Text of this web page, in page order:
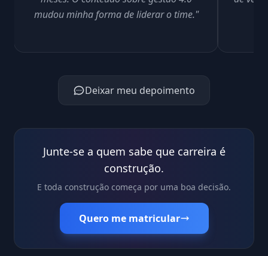
mudou minha forma de liderar o time."
Deixar meu depoimento
Junte-se a quem sabe que carreira é
construção.
E toda construção começa por uma boa decisão.
Quero me matricular